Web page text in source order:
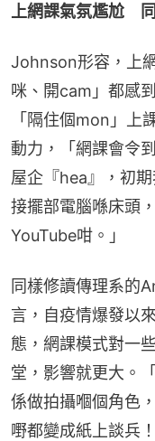
上網課氣氛尷尬　
Johnson形容，上
咪、開cam」都感
「隔住個mon」上
動力，「網課會令
屋企『hea』，初
接擺部電腦喺床頭
YouTube咁。」
同樣修讀傳理系的
言，自疫情爆發以
態，網課模式對一
堂，影響就更大。
係做拍攝嗰個角色
嘢都變成紙上談兵！